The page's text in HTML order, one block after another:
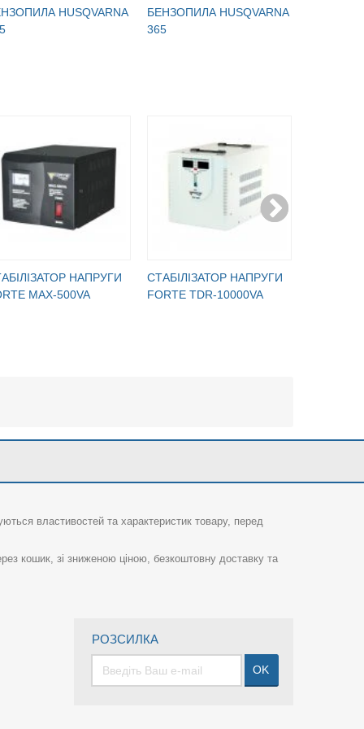
HUSQVARNA
БЕНЗОПИЛА HUSQVARNA
365
НАПРУГИ
MAX-500VA
CТАБІЛІЗАТОР НАПРУГИ
FORTE TDR-10000VA
властивостей та характеристик товару, перед
кошик, зі зниженою ціною, безкоштовну доставку та
РОЗСИЛКА
OK